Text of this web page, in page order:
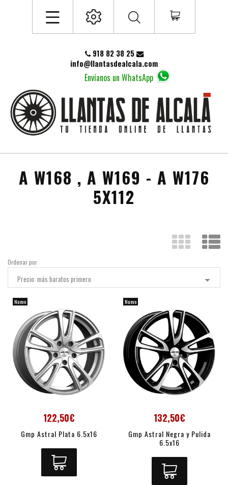
Envíanos un WhatsApp
918 82 38 25
info@llantasdealcala.com
A W168 , A W169 - A W176
5X112
Ordenar por
Precio: más baratos primero
Nuevo
122,50€
Gmp Astral Plata 6.5x16
Nuevo
132,50€
Gmp Astral Negra y Pulida
6.5x16